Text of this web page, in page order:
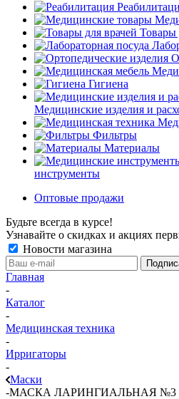
Товары
Гигиена
Медицинские изделия и
Фильтры
Материалы
инструменты
Оптовые продажи
Будьте всегда в курсе!
Узнавайте о скидках и акциях
Новости магазина
Главная
-
Каталог
-
Медицинская техника
-
Ирригаторы
-
Маски
-МАСКА ЛАРИНГИАЛЬНАЯ №3